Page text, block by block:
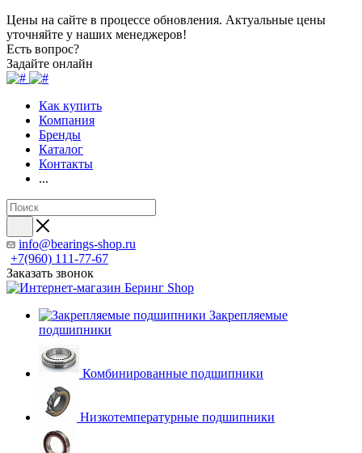
Цены на сайте в процессе обновления. Актуальные цены
уточняйте у наших менеджеров!
Есть вопрос?
Задайте онлайн
Как купить
Компания
Бренды
Каталог
Контакты
...
info@bearings-shop.ru
+7(960) 111-77-67
Заказать звонок
Закрепляемые
подшипники
Комбинированные подшипники
Низкотемпературные подшипники